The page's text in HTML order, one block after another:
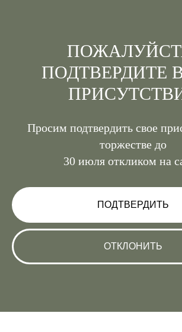
ПОДТВЕРДИТЕ
Просим подтвердить свое
торжестве до
30 июля откликом на
ПОДТВЕРДИТЬ
ОТКЛОНИТЬ